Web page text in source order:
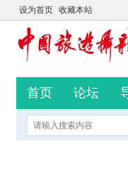
设为首页 收藏本站
首页 论坛